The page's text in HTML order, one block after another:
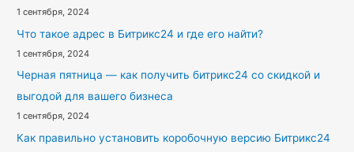
1 сентября, 2024
Что такое адрес в Битрикс24 и где его найти?
1 сентября, 2024
Черная пятница — как получить битрикс24 со скидкой и
выгодой для вашего бизнеса
1 сентября, 2024
Как правильно установить коробочную версию Битрикс24